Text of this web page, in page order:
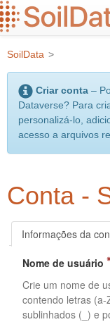
Ir
para
conteúdo
principal
SoilData >
Criar conta –
Dataverse? Para
personalizá-lo,
acesso a arquivos
Conta -
Informações da
Nome de usuário
Crie um nome de
contendo letras
sublinhados (_) e